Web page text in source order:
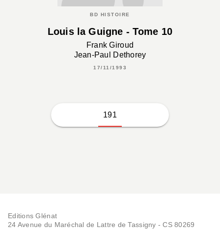
BD HISTOIRE
Louis la Guigne - Tome 10
Frank Giroud
Jean-Paul Dethorey
17/11/1993
191
Editions Glénat
24 Avenue du Maréchal de Lattre de Tassigny - CS 80269